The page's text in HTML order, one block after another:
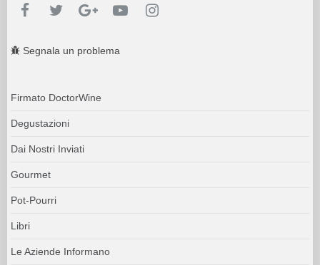
Segnala un problema
Firmato DoctorWine
Degustazioni
Dai Nostri Inviati
Gourmet
Pot-Pourri
Libri
Le Aziende Informano